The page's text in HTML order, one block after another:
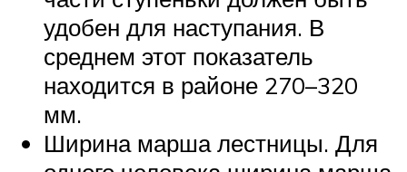
удобен для наступания. В
среднем этот показатель
находится в районе 270–320
мм.
Ширина марша лестницы. Для